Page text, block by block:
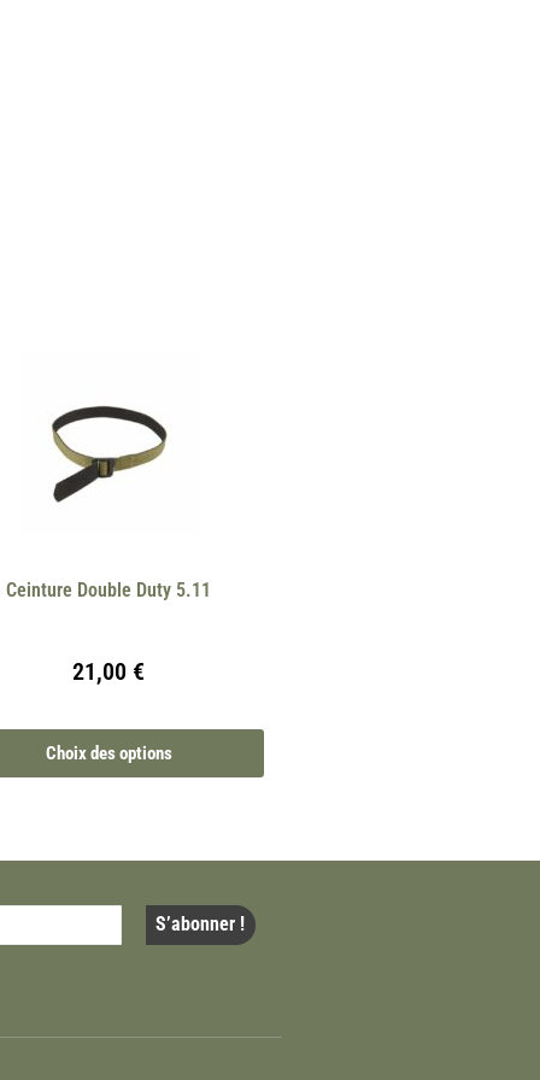
Ceinture Double Duty 5.11
21,00 €
Choix des options